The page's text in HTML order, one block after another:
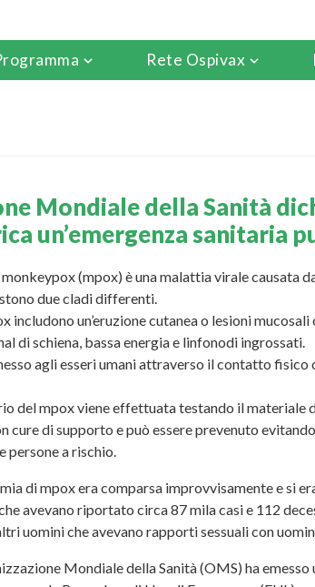
Rete Ospivax
Mondiale della Sanità
un’emergenza sanitaria
(mpox) è una malattia virale causata
due cladi differenti.
includono un’eruzione cutanea o lesioni
di schiena, bassa energia e linfonodi ingrossati.
agli esseri umani attraverso il contatto
del mpox viene effettuata testando il materiale
cure di supporto e può essere prevenuto
persone a rischio.
di mpox era comparsa improvvisamente e si
avevano riportato circa 87 mila casi e 112
uomini che avevano rapporti sessuali con
Mondiale della Sanità (OMS) ha